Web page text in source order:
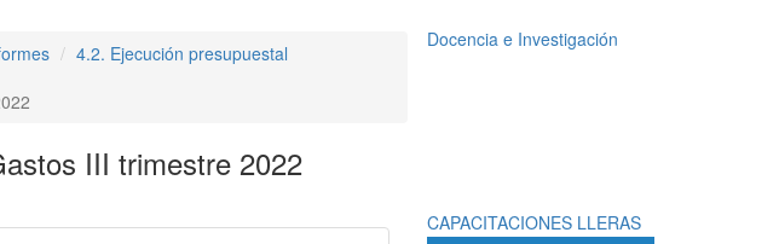
4.2. Ejecución presupuestal
III trimestre 2022
Docencia e Investigación
CAPACITACIONES LLERAS